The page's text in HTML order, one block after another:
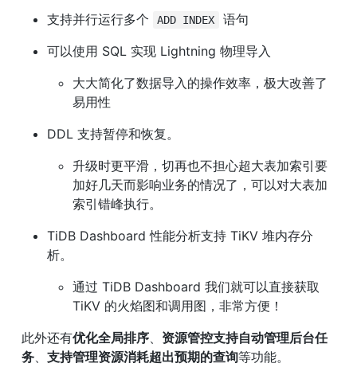
支持并行运行多个
ADD INDEX
语句
可以使用 SQL 实现 Lightning 物理导入
大大简化了数据导入的操作效率，极大改善了
易用性
DDL 支持暂停和恢复。
升级时更平滑，切再也不担心超大表加索引要
加好几天而影响业务的情况了，可以对大表加
索引错峰执行。
TiDB Dashboard 性能分析支持 TiKV 堆内存分
析。
通过 TiDB Dashboard 我们就可以直接获取
TiKV 的火焰图和调用图，非常方便！
此外还有优化全局排序、 资源管控支持自动管理后台任
务、 支持管理资源消耗超出预期的查询等功能。